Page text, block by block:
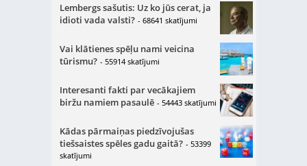
Lembergs sašutis: Uz ko jūs cerat, ja
idioti vada valsti? - 68641 skatījumi
Vai klātienes spēļu nami veicina
tūrismu? - 55914 skatījumi
Interesanti fakti par vecākajiem
biržu namiem pasaulē - 54443 skatījumi
Kādas pārmaiņas piedzīvojušas
tiešsaistes spēles gadu gaitā? - 53399
skatījumi